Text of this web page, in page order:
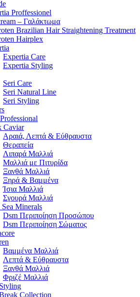
Proffessionel
– Γαλάκτωμα
Brazilian Hair Straightening Treatment
Hairplex
Expertia Care
Expertia Styling
Seri Care
Seri Natural Line
Seri Styling
Caviar
Αραιά, Λεπτά & Εύθραυστα
Θεραπεία
Λιπαρά Μαλλιά
Μαλλιά με Πιτυρίδα
Ξανθά Μαλλιά
Ξηρά & Βαμμένα
Ίσια Μαλλιά
Σγουρά Μαλλιά
Sea Minerals
Dsm Περιποίηση Προσώπου
Dsm Περιποίηση Σώματος
Βαμμένα Μαλλιά
Λεπτά & Εύθραυστα
Ξανθά Μαλλιά
Φριζέ Μαλλιά
Collection